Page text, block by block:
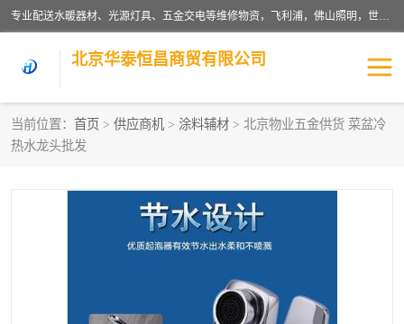
专业配送水暖器材、光源灯具、五金交电等维修物资，飞利浦，佛山照明，世达，博世，九牧，特陶等各产品涉及国内外知名品牌。公司专注与物业、学校、酒店、工厂等单位合作，提供一站式配送服务，降低客户综合成本。依托电子商务改变传统模式，以专业的团队为客户提供24H物资配送到达，货到月结、统一开票，便捷退换等服务，提高了企业的运营效率。
北京华泰恒昌商贸有限公司
当前位置： 首页 > 供应商机 > 涂料辅材 > 北京物业五金供货 菜盆冷
热水龙头批发
水暖阀门
涂料辅材